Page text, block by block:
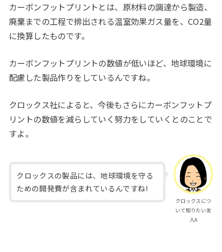
カーボンフットプリントとは、原材料の調達から製造、
廃棄までの工程で排出される温室効果ガス量を、CO2量
に換算したものです。
カーボンフットプリントの数値が低いほど、地球環境に
配慮した製品作りをしているんですね。
クロックス社によると、今後もさらにカーボンフットプ
リントの数値を減らしていく努力をしていくとのことで
すよ。
クロックスにつ
いて知りたい友
人A
クロックスの製品には、地球環境を守る
ための開発費が含まれているんですね!